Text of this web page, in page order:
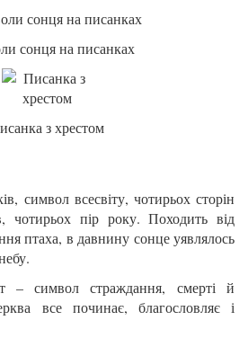
сонця на писанках
з хрестом
символ всесвіту, чотирьох сторін
чотирьох пір року. Походить від
птаха, в давнину сонце уявлялось
– символ страждання, смерті й
все починає, благословляє і